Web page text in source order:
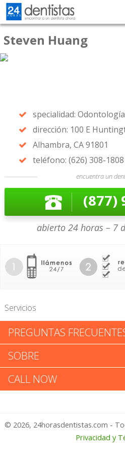
Steven Huang
specialidad:
dirección: 100 E
Alhambra, CA 91801
teléfono: (626) 308-1808
encuentra un
(877)
abierto 24 horas – 7
Servicios
Steven Huang
Steven Huang:
Experiencia
1 – No Feliz
PREGUNTAS
SOBRE
CALL NOW
© 2026, 24horasdentistas.com -
Privacidad y